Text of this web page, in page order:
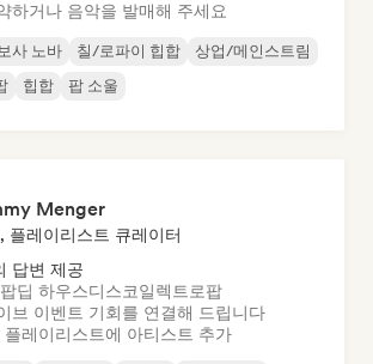
하거나 음악을 발매해 주세요
사 노바 칠/로파이 힙합
상업/메인스트림
힙합 팝 소울
Menger
플레이리스트 큐레이터
답변 제공
딥 하우스디스코일렉트로팝
브 이벤트 기회를 연결해 드립니다
레이리스트에 아티스트 추가